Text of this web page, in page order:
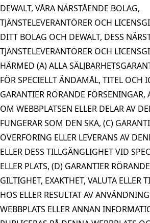
DEWALT, VÅRA NÄRSTÅENDE BOLAG,
TJÄNSTELEVERANTÖRER OCH
DITT BOLAG OCH DEWALT, DESS
TJÄNSTELEVERANTÖRER OCH
HÄRMED (A) ALLA
FÖR SPECIELLT ÄNDAMÅL, TITEL OCH
GARANTIER RÖRANDE FÖRSENINGAR,
OM WEBBPLATSEN ELLER DELAR AV
FUNGERAR SOM DEN SKA, (C)
ÖVERFÖRING ELLER LEVERANS AV
ELLER DESS TILLGÄNGLIGHET VID
ELLER PLATS, (D) GARANTIER
GILTIGHET, EXAKTHET, VALUTA ELLER
HOS ELLER RESULTAT AV
WEBBPLATS ELLER ANNAN